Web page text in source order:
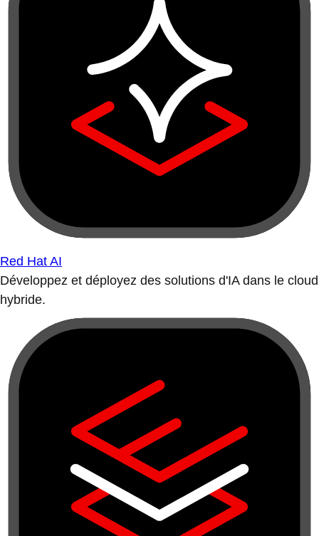
Red Hat AI
Développez et déployez des solutions d'IA dans le cloud
hybride.